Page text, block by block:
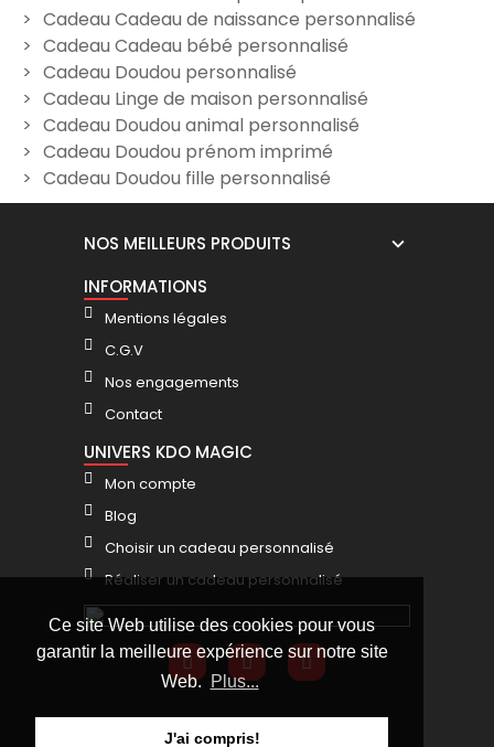
Ce site Web utilise des cookies pour vous
garantir la meilleure expérience sur notre site
Web. Plus...
J'ai compris!
Cadeau Cadeau de naissance personnalisé
Cadeau Cadeau bébé personnalisé
Cadeau Doudou personnalisé
Cadeau Linge de maison personnalisé
Cadeau Doudou animal personnalisé
Cadeau Doudou prénom imprimé
Cadeau Doudou fille personnalisé
NOS MEILLEURS PRODUITS
INFORMATIONS
Mentions légales
C.G.V
Nos engagements
Contact
UNIVERS KDO MAGIC
Mon compte
Blog
Choisir un cadeau personnalisé
Réaliser un cadeau personnalisé